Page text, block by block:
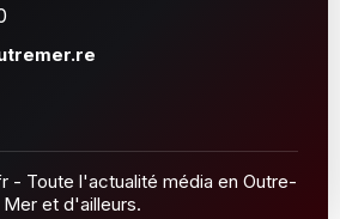
- Toute l'actualité média en Outre-
Mer et d'ailleurs.